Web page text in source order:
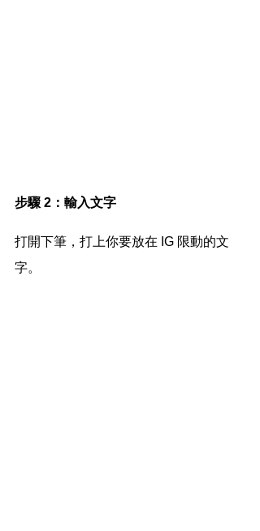
步驟 2：輸入文字
打開下筆，打上你要放在 IG 限動的文
字。